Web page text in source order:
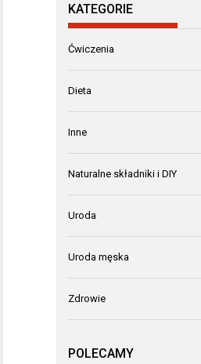
KATEGORIE
Ćwiczenia
Dieta
Inne
Naturalne składniki i DIY
Uroda
Uroda męska
Zdrowie
POLECAMY